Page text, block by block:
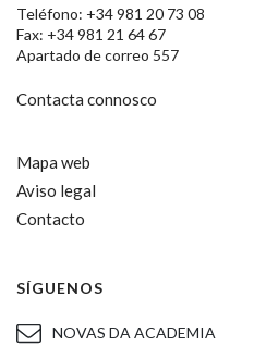
Teléfono: +34 981 20 73 08
Fax: +34 981 21 64 67
Apartado de correo 557
Contacta connosco
Mapa web
Aviso legal
Contacto
SÍGUENOS
NOVAS DA ACADEMIA